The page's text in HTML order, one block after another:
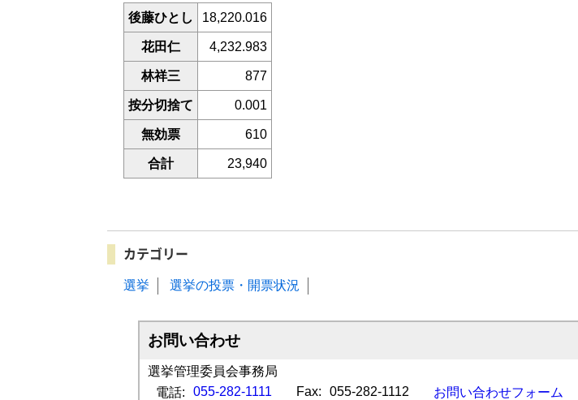
後藤ひとし
18,220.016
花田仁 4,232.983
林祥三 877
按分切捨て 0.001
無効票 610
合計 23,940
カテゴリー
選挙 選挙の投票・開票状況
お問い合わせ
選挙管理委員会事務局
電話:
055-282-1111 Fax: 055-282-1112 お問い合わせフォーム